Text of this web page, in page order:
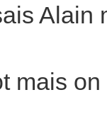
Alain
mais